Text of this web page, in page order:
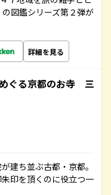
図鑑シリーズ第２弾が
詳細を見る
ぐる京都のお寺 三
建ち並ぶ古都・京都。
印を頂くのに役立つ一